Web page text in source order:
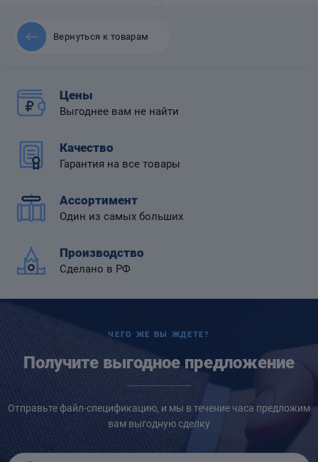
Вернуться к товарам
Цены
Выгоднее вам не найти
Качество
Гарантия на все товары
Ассортимент
Один из самых больших
Производство
Сделано в РФ
ЧЕГО ЖЕ ВЫ ЖДЕТЕ?
Получите выгодное предложение
Отправьте файл-спецификацию, и мы в течение часа предложим
вам выгодную сделку